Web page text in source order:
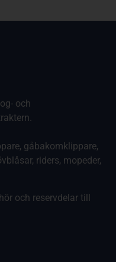
och
gåbakomklippare,
riders, mopeder,
och reservdelar till